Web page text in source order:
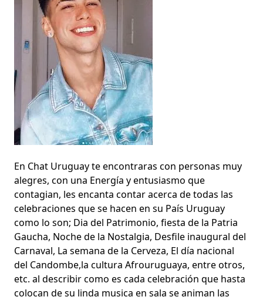
En Chat Uruguay te encontraras con personas muy
alegres, con una Energía y entusiasmo que
contagian, les encanta contar acerca de todas las
celebraciones que se hacen en su País Uruguay
como lo son; Dia del Patrimonio, fiesta de la Patria
Gaucha, Noche de la Nostalgia, Desfile inaugural del
Carnaval, La semana de la Cerveza, El día nacional
del Candombe,la cultura Afrouruguaya, entre otros,
etc. al describir como es cada celebración que hasta
colocan de su linda musica en sala se animan las